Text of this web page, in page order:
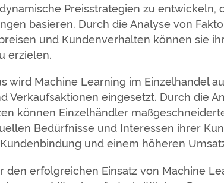
Preisstrategien zu entwickeln,
basieren. Durch die Analyse von
und Kundenverhalten können sie
erzielen.
wird Machine Learning im Einzelhandel
Verkaufsaktionen eingesetzt. Durch die
können Einzelhändler
Bedürfnisse und Interessen ihrer
und einem höheren
den erfolgreichen Einsatz von Machine